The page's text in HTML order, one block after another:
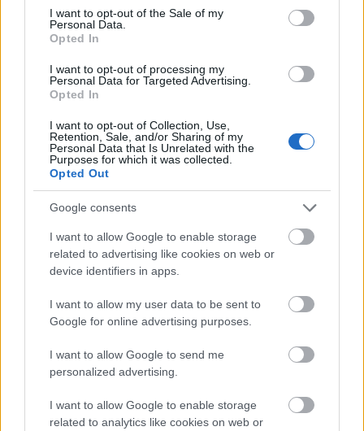
consent section.
I want to opt-out of the Sale of my
Personal Data.
Opted In
I want to opt-out of processing my
Personal Data for Targeted Advertising.
Opted In
I want to opt-out of Collection, Use,
Retention, Sale, and/or Sharing of my
Personal Data that Is Unrelated with the
Purposes for which it was collected.
Opted Out
Google consents
I want to allow Google to enable storage
related to advertising like cookies on web or
device identifiers in apps.
I want to allow my user data to be sent to
Google for online advertising purposes.
I want to allow Google to send me
personalized advertising.
I want to allow Google to enable storage
related to analytics like cookies on web or
GAZZ FLOOR
ΤΑΙΛΕΡ ΝΤΟΡΣΕΙ
Για να προσθέσεις το σχόλιο
σου πρέπει να συνδεθείς
στο my gazzetta!